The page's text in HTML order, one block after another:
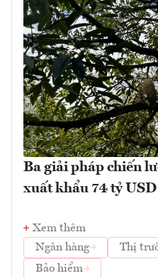
Ba giải pháp chiến
xuất khẩu 74 tỷ USD
Xem thêm
Ngân hàng
Thị
Bảo hiểm